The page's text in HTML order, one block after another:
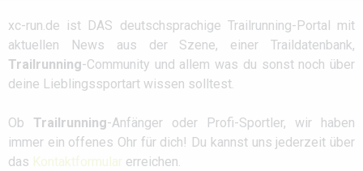
xc-run.de ist DAS deutschsprachige Trailrunning-Portal mit
aktuellen News aus der Szene, einer Traildatenbank,
Trailrunning-Community und allem was du sonst noch über
deine Lieblingssportart wissen solltest.
Ob Trailrunning-Anfänger oder Profi-Sportler, wir haben
immer ein offenes Ohr für dich! Du kannst uns jederzeit über
das Kontaktformular erreichen.